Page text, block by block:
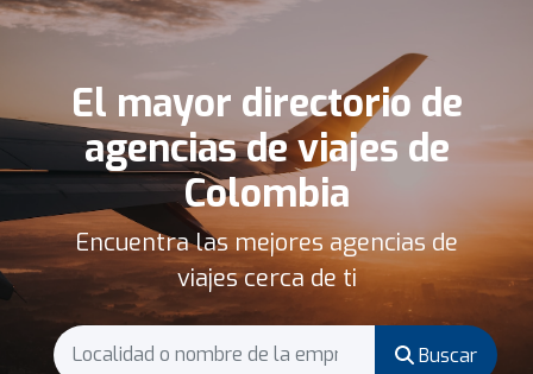
El mayor directorio de
agencias de viajes de
Colombia
Encuentra las mejores agencias de
viajes cerca de ti
Buscar